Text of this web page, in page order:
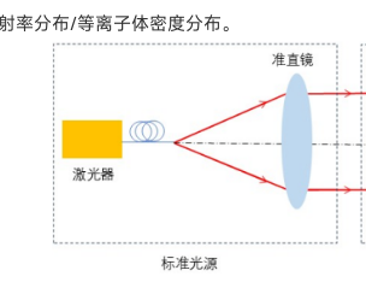
率分布/等离子体密度分布。